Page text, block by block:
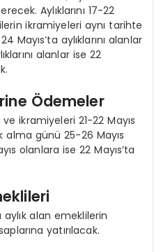
Aylıklarını 17-22
ikramiyeleri aynı tarihte
Mayıs’ta aylıklarını alanlar
alanlar ise 22
Ödemeler
ikramiyeleri 21-22 Mayıs
alma günü 25-26 Mayıs
olanlara ise 22 Mayıs’ta
aylık alan emeklilerin
yatırılacak.